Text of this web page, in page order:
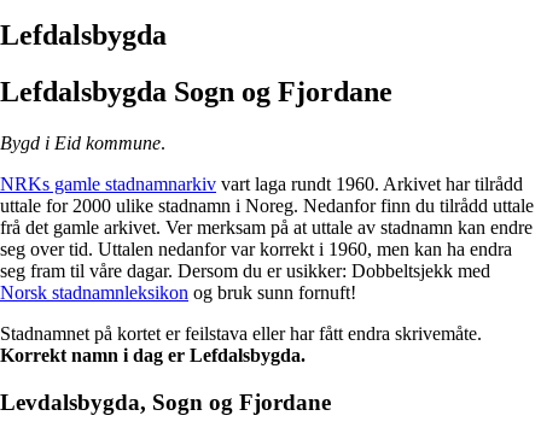
Lefdalsbygda
Lefdalsbygda Sogn og Fjordane
Bygd i Eid kommune.
NRKs gamle stadnamnarkiv vart laga rundt 1960. Arkivet har tilrådd
uttale for 2000 ulike stadnamn i Noreg. Nedanfor finn du tilrådd uttale
frå det gamle arkivet. Ver merksam på at uttale av stadnamn kan endre
seg over tid. Uttalen nedanfor var korrekt i 1960, men kan ha endra
seg fram til våre dagar. Dersom du er usikker: Dobbeltsjekk med
Norsk stadnamnleksikon og bruk sunn fornuft!
Stadnamnet på kortet er feilstava eller har fått endra skrivemåte.
Korrekt namn i dag er Lefdalsbygda.
Levdalsbygda, Sogn og Fjordane